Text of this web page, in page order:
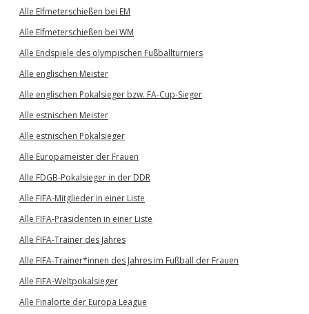
Alle Elfmeterschießen bei EM
Alle Elfmeterschießen bei WM
Alle Endspiele des olympischen Fußballturniers
Alle englischen Meister
Alle englischen Pokalsieger bzw. FA-Cup-Sieger
Alle estnischen Meister
Alle estnischen Pokalsieger
Alle Europameister der Frauen
Alle FDGB-Pokalsieger in der DDR
Alle FIFA-Mitglieder in einer Liste
Alle FIFA-Präsidenten in einer Liste
Alle FIFA-Trainer des Jahres
Alle FIFA-Trainer*innen des Jahres im Fußball der Frauen
Alle FIFA-Weltpokalsieger
Alle Finalorte der Europa League